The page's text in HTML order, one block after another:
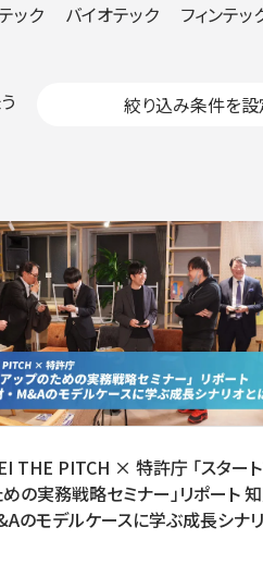
ック バイオテック フィンテッ
絞り込み条件を設
THE PITCH × 特許庁 「スター
の実務戦略セミナー」リポート
のモデルケースに学ぶ成長シナ